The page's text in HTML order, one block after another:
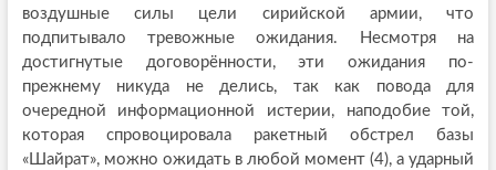
воздушные силы цели сирийской армии, что
подпитывало тревожные ожидания. Несмотря на
достигнутые договорённости, эти ожидания по-
прежнему никуда не делись, так как повода для
очередной информационной истерии, наподобие той,
которая спровоцировала ракетный обстрел базы
«Шайрат», можно ожидать в любой момент (4), а ударный